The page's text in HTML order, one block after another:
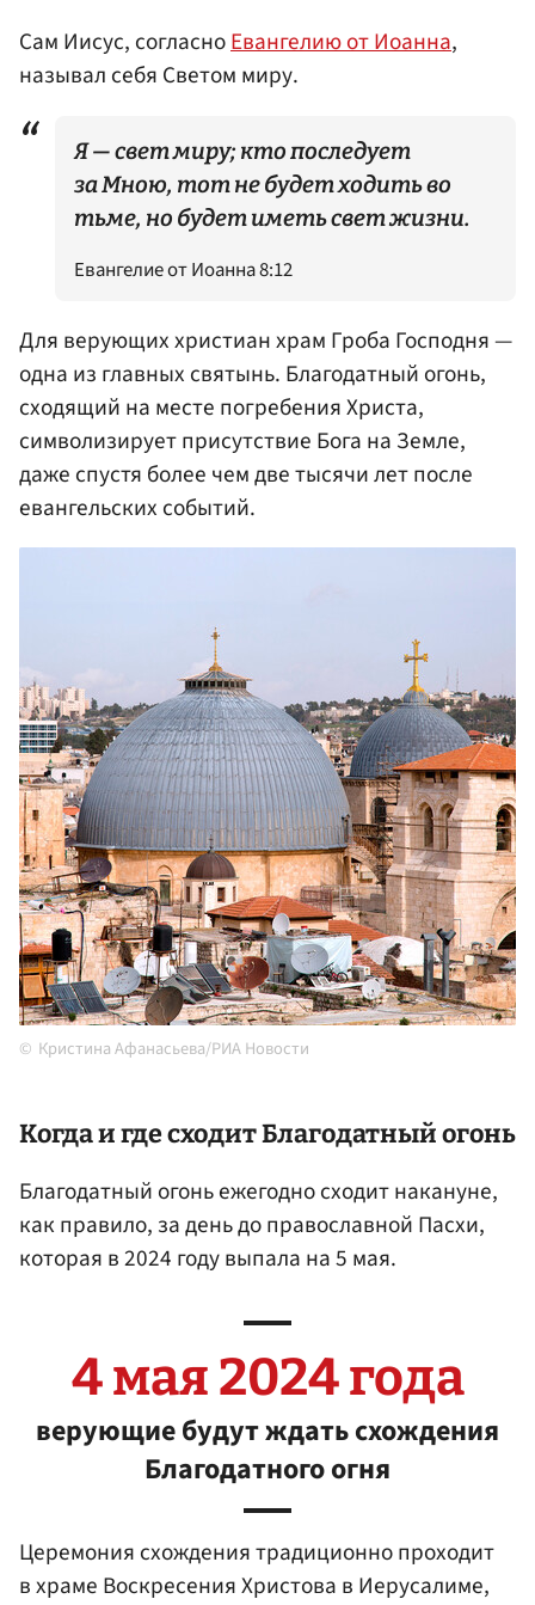
Сам Иисус, согласноЕвангелию от Иоанна,
называл себя Светом миру.
Я — свет миру; кто последует
за Мною, тот не будет ходить во
тьме, но будет иметь свет жизни.
Евангелие от Иоанна 8:12
Для верующих христиан храм Гроба Господня —
одна из главных святынь. Благодатный огонь,
сходящий на месте погребения Христа,
символизирует присутствие Бога на Земле,
даже спустя более чем две тысячи лет после
евангельских событий.
Кристина Афанасьева/РИА Новости
Когда и где сходит Благодатный огонь
Благодатный огонь ежегодно сходит накануне,
как правило, за день до православной Пасхи,
которая в 2024 году выпала на 5 мая.
4 мая 2024 года
верующие будут ждать схождения
Благодатного огня
Церемония схождения традиционно проходит
в храме Воскресения Христова в Иерусалиме,